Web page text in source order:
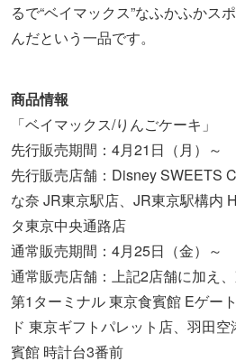
るで“ベイマックス”なふかふかス
んだという一品です。
商品情報
「ベイマックス/りんごケーキ」
先行販売期間：4月21日（月）～
先行販売店舗：Disney SWEETS
な奈 JR東京駅店、JR東京駅構内
タ東京中央通路店
通常販売期間：4月25日（金）～
通常販売店舗：上記2店舗に加え
第1ターミナル 東京食賓館 Eゲー
ド 東京ギフトパレット店、羽田
賓館 時計台3番前